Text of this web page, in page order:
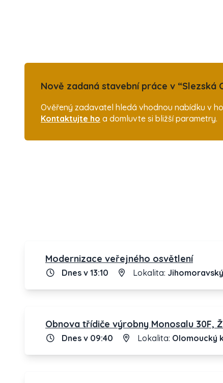
Nově zadaná stavební práce v “Slezská
Ověřený zadavatel hledá vhodnou nabídku v
Kontaktujte ho a domluvte si bližší parametry.
Modernizace veřejného osvětlení
Dnes v 13:10 Lokalita:
Obnova třídiče výrobny Monosalu 30F,
Dnes v 09:40 Lokalita: Olomoucký